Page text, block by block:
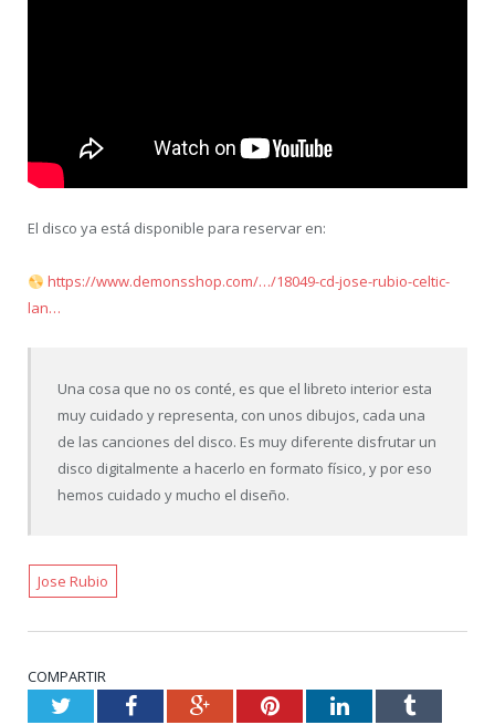
El disco ya está disponible para reservar en:
https://www.demonsshop.com/…/18049-cd-jose-rubio-celtic-
lan…
Una cosa que no os conté, es que el libreto interior esta
muy cuidado y representa, con unos dibujos, cada una
de las canciones del disco. Es muy diferente disfrutar un
disco digitalmente a hacerlo en formato físico, y por eso
hemos cuidado y mucho el diseño.
Jose Rubio
COMPARTIR
TwitterFacebookGoogle+PinterestLinkedInTumblr